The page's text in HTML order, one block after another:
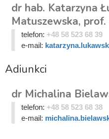
dr hab. Katarzyna
Matuszewska, prof.
telefon: +48 58 523 68 39
e-mail:
Adiunkci
dr Michalina
telefon: +48 58 523 68 38
e-mail: